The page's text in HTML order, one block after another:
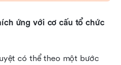
ứng với cơ cấu tổ chức
có thể theo một bước